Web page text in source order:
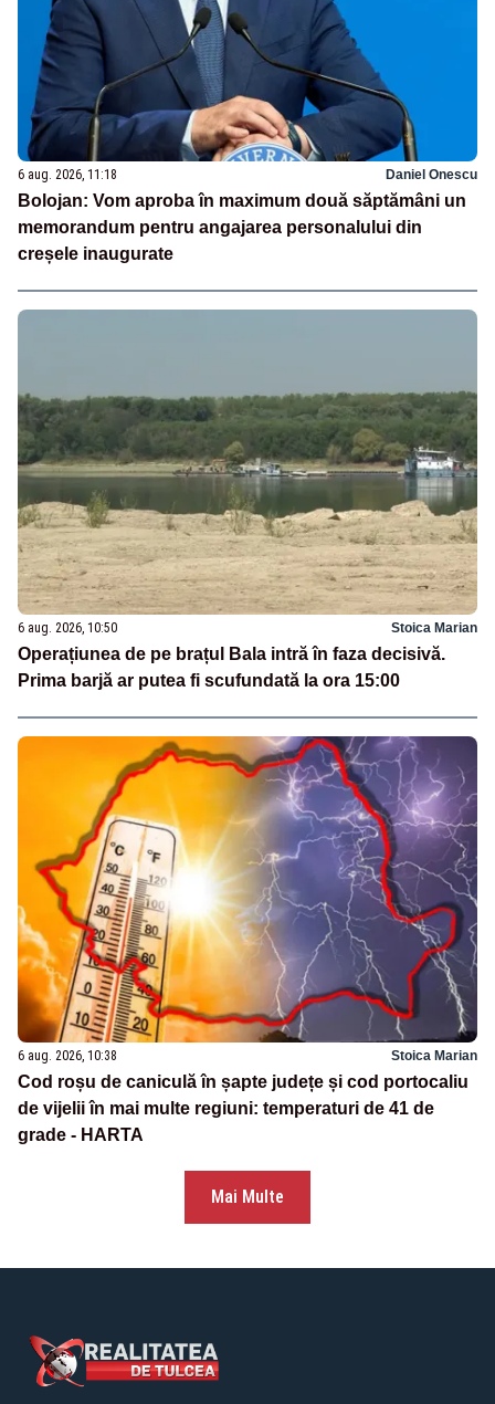
6 aug. 2026, 11:18 Daniel Onescu
Bolojan: Vom aproba în maximum două săptămâni un
memorandum pentru angajarea personalului din
creșele inaugurate
6 aug. 2026, 10:50 Stoica Marian
Operațiunea de pe brațul Bala intră în faza decisivă.
Prima barjă ar putea fi scufundată la ora 15:00
6 aug. 2026, 10:38 Stoica Marian
Cod roșu de caniculă în șapte județe și cod portocaliu
de vijelii în mai multe regiuni: temperaturi de 41 de
grade - HARTA
Mai Multe